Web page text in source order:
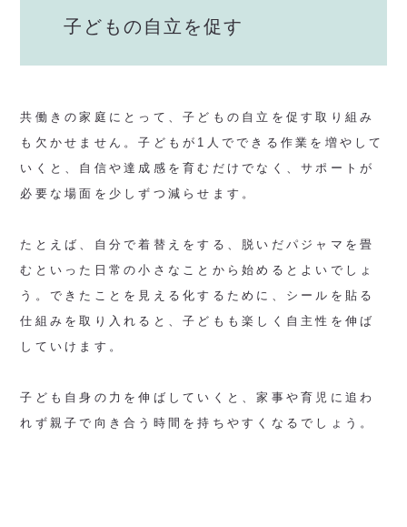
子どもの自立を促す
共働きの家庭にとって、子どもの自立を促す取り組み
も欠かせません。子どもが1人でできる作業を増やして
いくと、自信や達成感を育むだけでなく、サポートが
必要な場面を少しずつ減らせます。
たとえば、自分で着替えをする、脱いだパジャマを畳
むといった日常の小さなことから始めるとよいでしょ
う。できたことを見える化するために、シールを貼る
仕組みを取り入れると、子どもも楽しく自主性を伸ば
していけます。
子ども自身の力を伸ばしていくと、家事や育児に追わ
れず親子で向き合う時間を持ちやすくなるでしょう。